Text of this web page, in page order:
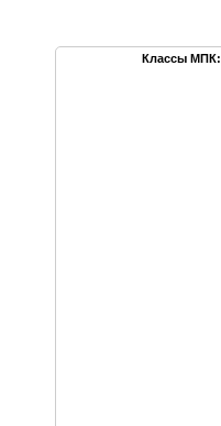
Классы МПК: